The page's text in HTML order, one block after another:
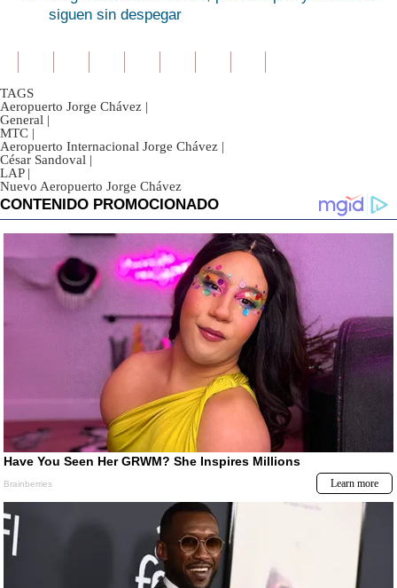
siguen sin despegar
TAGS
Aeropuerto Jorge Chávez |
General |
MTC |
Aeropuerto Internacional Jorge Chávez |
César Sandoval |
LAP |
Nuevo Aeropuerto Jorge Chávez